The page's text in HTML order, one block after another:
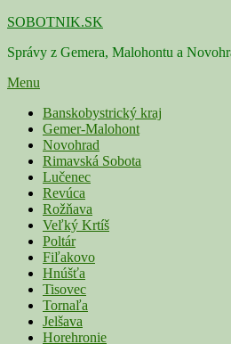
Skip
content
SOBOTNIK.SK
Správy z Gemera, Malohontu a
Menu
Primárne
menu
Banskobystrický kraj
Gemer-Malohont
Novohrad
Rimavská Sobota
Lučenec
Revúca
Rožňava
Veľký Krtíš
Poltár
Fiľakovo
Hnúšťa
Tisovec
Tornaľa
Jelšava
Horehronie